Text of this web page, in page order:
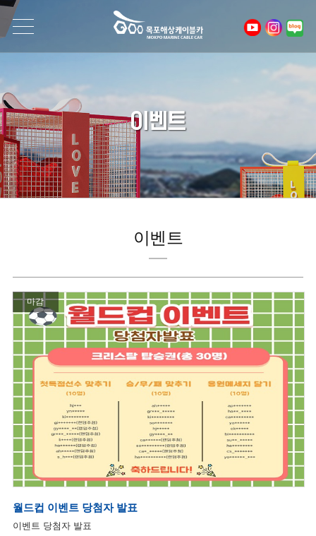
이벤트
이벤트
마감
월드컵 이벤트 당첨자 발표
이벤트 당첨자 발표